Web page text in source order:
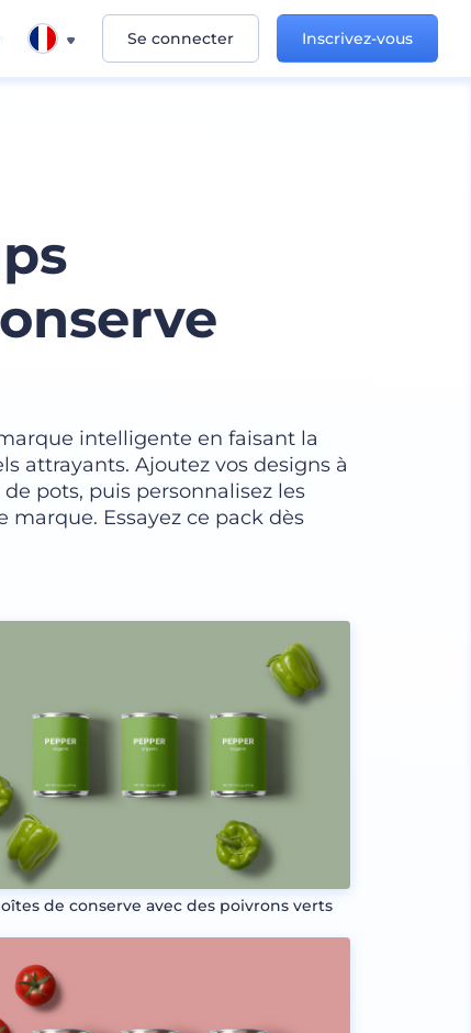
Se connecter Inscrivez-vous
intelligente en faisant la
attrayants. Ajoutez vos designs à
pots, puis personnalisez les
Essayez ce pack dès
de conserve avec des poivrons verts